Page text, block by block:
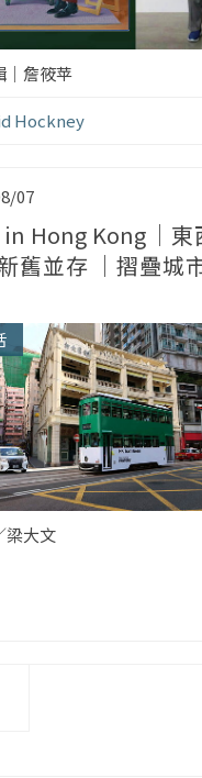
｜詹筱苹
Hockney
07
Hong Kong｜東
舊並存 ｜摺疊城
梁大文